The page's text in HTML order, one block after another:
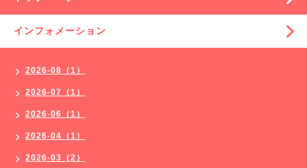
インフォメーション
2026-08（1）
2026-07（1）
2026-06（1）
2026-04（1）
2026-03（2）